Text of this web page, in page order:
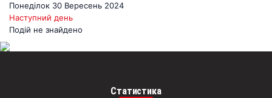
Понеділок 30 Вересень 2024
Наступний день
Подій не знайдено
Статистика